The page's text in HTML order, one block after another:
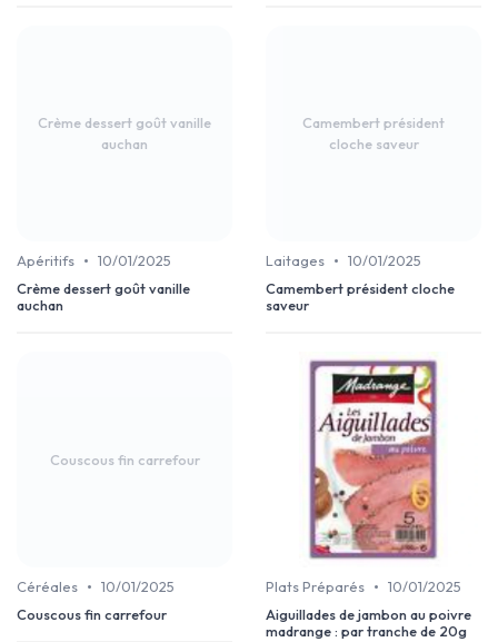
Crème dessert goût vanille
auchan
Apéritifs • 10/01/2025
Crème dessert goût vanille
auchan
Camembert président
cloche saveur
Laitages • 10/01/2025
Camembert président cloche
saveur
Couscous fin carrefour
Céréales • 10/01/2025
Couscous fin carrefour
Plats Préparés • 10/01/2025
Aiguillades de jambon au poivre
madrange : par tranche de 20g